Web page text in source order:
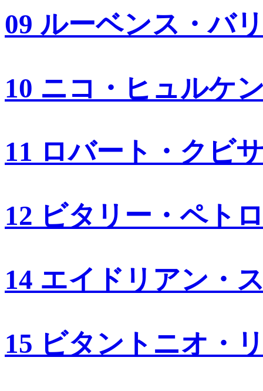
09 ルーベンス・バ
10 ニコ・ヒュルケ
11 ロバート・クビ
12 ビタリー・ペト
14 エイドリアン・
15 ビタントニオ・